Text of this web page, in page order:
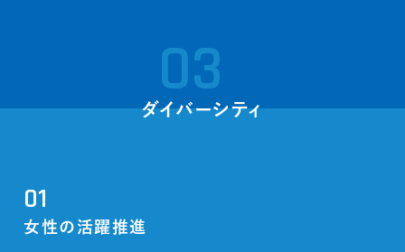
03
ダイバーシティ
01
女性の活躍推進